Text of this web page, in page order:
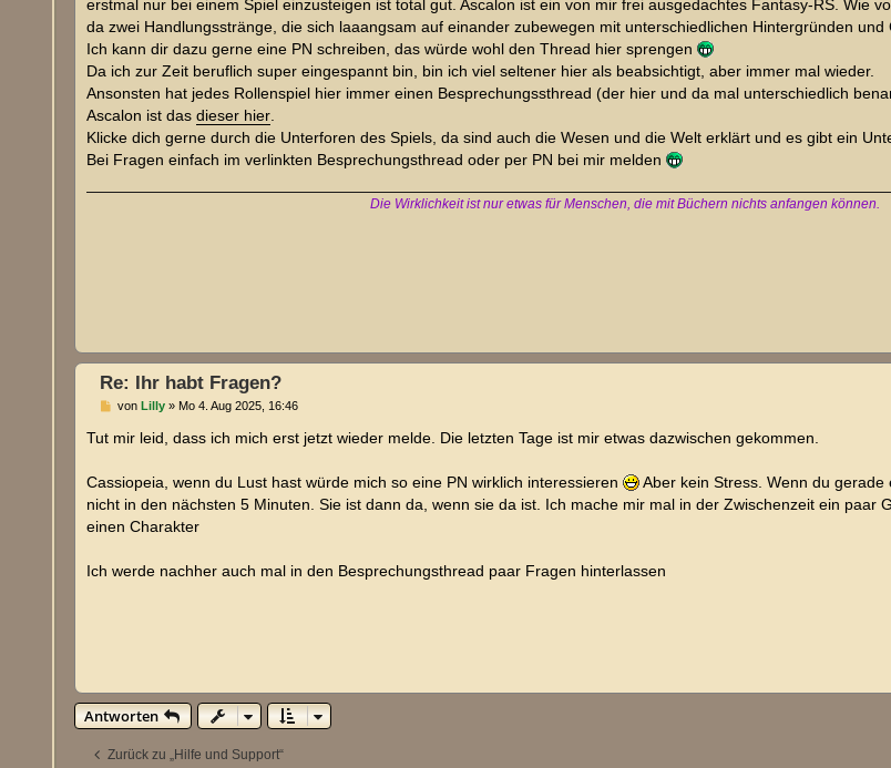
r
g
erstmal nur bei einem Spiel einzusteigen ist total gut. Ascalon ist ein von mir frei ausgedachtes Fantasy-RS. Wie
da zwei Handlungsstränge, die sich laaangsam auf einander zubewegen mit unterschiedlichen Hintergründen und
Ich kann dir dazu gerne eine PN schreiben, das würde wohl den Thread hier sprengen
Da ich zur Zeit beruflich super eingespannt bin, bin ich viel seltener hier als beabsichtigt, aber immer mal wieder.
Ansonsten hat jedes Rollenspiel hier immer einen Besprechungssthread (der hier und da mal unterschiedlich
Ascalon ist dasdieser hier
Klicke dich gerne durch die Unterforen des Spiels, da sind auch die Wesen und die Welt erklärt und es gibt ein
Bei Fragen einfach im verlinkten Besprechungsthread oder per PN bei mir melden
Die Wirklichkeit ist nur etwas für Menschen, die mit Büchern nichts anfangen können.
Re: Ihr habt Fragen?
B
i
t
g
vonLilly » Mo 4. Aug 2025, 16:46
Tut mir leid, dass ich mich erst jetzt wieder melde. Die letzten Tage ist mir etwas dazwischen gekommen.
Cassiopeia, wenn du Lust hast würde mich so eine PN wirklich interessieren
Aber kein Stress. Wenn du
nicht in den nächsten 5 Minuten. Sie ist dann da, wenn sie da ist. Ich mache mir mal in der Zwischenzeit ein paar
einen Charakter
Ich werde nachher auch mal in den Besprechungsthread paar Fragen hinterlassen
Antworten
Zurück zu „Hilfe und Support“